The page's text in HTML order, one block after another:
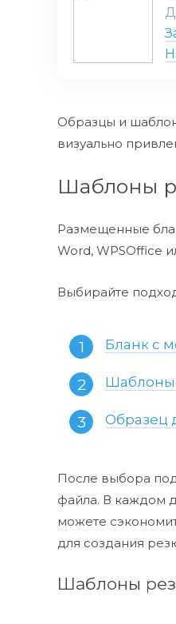
Образцы и
визуально
Шаблоны
Размещенные
Word, WPSOffice
Выбирайте
Бланк с
Шаблоны
Образец
После выбора
файла. В каждом
можете
для создания
Шаблоны